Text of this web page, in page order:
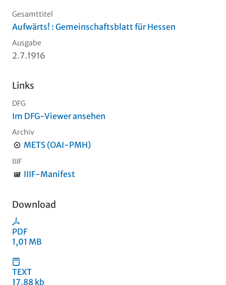
Gesamttitel
Aufwärts! : Gemeinschaftsblatt für Hessen
Ausgabe
2.7.1916
Links
DFG
Im DFG-Viewer ansehen
Archiv
METS (OAI-PMH)
IIIF
IIIF-Manifest
Download
PDF
1,01 MB
TEXT
17,88 kb